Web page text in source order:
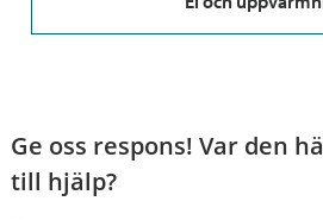
Ge oss respons! Var den
till hjälp?